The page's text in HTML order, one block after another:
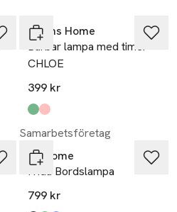
Åhléns Home
Bärbar lampa med timer
CHLOE
399 kr
Produkten finns i färgerna:
Green
Pink,
Samarbetsföretag
PR Home
Frida Bordslampa
799 kr